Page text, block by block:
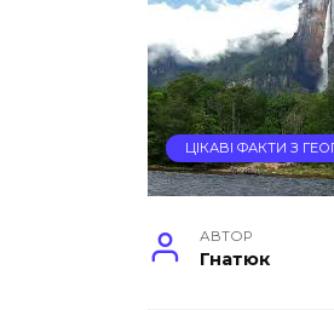
ЦІКАВІ ФАКТИ З
АВТОР
Гнатюк